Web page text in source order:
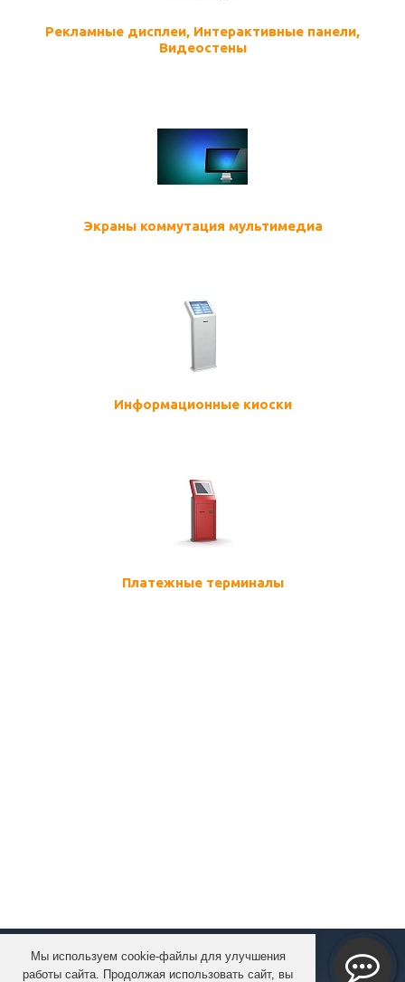
Мы используем cookie-файлы для улучшения
работы сайта. Продолжая использовать сайт, вы
Рекламные дисплеи, Интерактивные панели,
Видеостены
Экраны коммутация мультимедиа
Информационные киоски
Платежные терминалы
КОМПАНИЯ